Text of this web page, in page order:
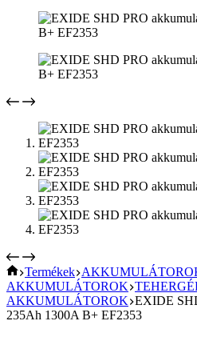
KEZDŐOLDAL
Termékek
AKKUMULÁTOROK
AKKUMULÁTOROK EXIDE
235Ah 1300A B+ EF2353